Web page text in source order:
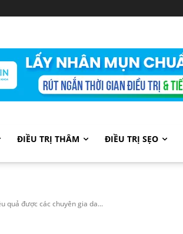
ĐIỀU TRỊ THÂM ĐIỀU TRỊ SẸO
quả được các chuyên gia da...